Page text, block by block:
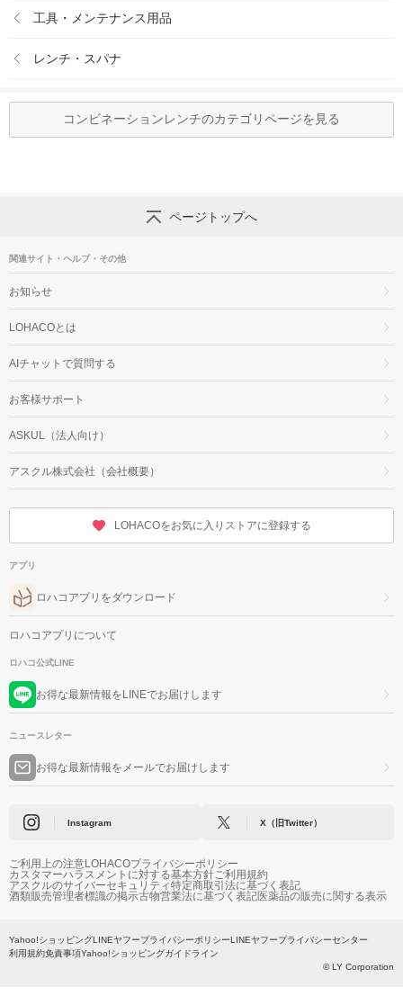
工具・メンテナンス用品
レンチ・スパナ
コンビネーションレンチのカテゴリページを見る
ページトップへ
関連サイト・ヘルプ・その他
お知らせ
LOHACOとは
AIチャットで質問する
お客様サポート
ASKUL（法人向け）
アスクル株式会社（会社概要）
LOHACOをお気に入りストアに登録する
アプリ
ロハコアプリをダウンロード
ロハコアプリについて
ロハコ公式LINE
お得な最新情報をLINEでお届けします
ニュースレター
お得な最新情報をメールでお届けします
Instagram X（旧Twitter）
ご利用上の注意LOHACOプライバシーポリシー
カスタマーハラスメントに対する基本方針ご利用規約
アスクルのサイバーセキュリティ特定商取引法に基づく表記
酒類販売管理者標識の掲示古物営業法に基づく表記医薬品の販売に関する表示
Yahoo!ショッピングLINEヤフープライバシーポリシーLINEヤフープライバシーセンター
利用規約免責事項Yahoo!ショッピングガイドライン
© LY Corporation